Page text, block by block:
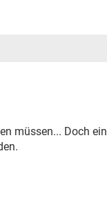
müssen... Doch ein